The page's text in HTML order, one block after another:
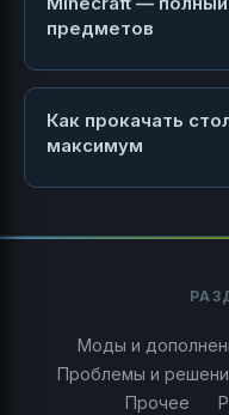
предметов
Как прокачать
максимум
Моды и
Проблемы и
Прочее